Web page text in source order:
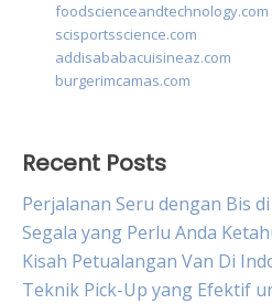
foodscienceandtechnology.com
scisportsscience.com
addisababacuisineaz.com
burgerimcamas.com
Recent Posts
Perjalanan Seru dengan Bis
Segala yang Perlu Anda
Kisah Petualangan Van Di
Teknik Pick-Up yang Efektif